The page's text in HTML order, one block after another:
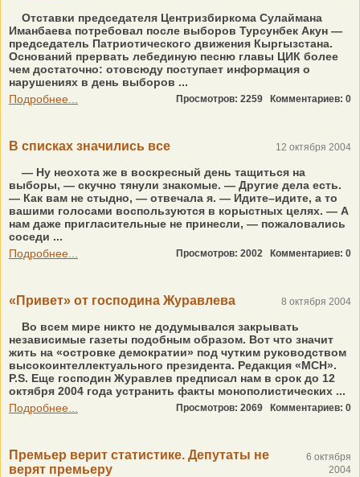
Отставки председателя Центризбиркома Сулаймана
Иманбаева потребовал после выборов Турсунбек Акун —
председатель Патриотического движения Кыргызстана.
Оснований прервать лебединую песню главы ЦИК более
чем достаточно: отовсюду поступает информация о
нарушениях в день выборов ...
Подробнее...
Просмотров: 2259 Комментариев: 0
В списках значились все 12 октября 2004
— Ну неохота же в воскресный день тащиться на
выборы, — скучно тянули знакомые. — Другие дела есть.
— Как вам не стыдно, — отвечала я. — Идите–идите, а то
вашими голосами воспользуются в корыстных целях. — А
нам даже пригласительные не принесли, — пожаловались
соседи ...
Подробнее...
Просмотров: 2002 Комментариев: 0
«Привет» от господина Журавлева 8 октября 2004
Во всем мире никто не додумывался закрывать
независимые газеты подобным образом. Вот что значит
жить на «островке демократии» под чутким руководством
высокоинтеллектуального президента. Редакция «МСН».
P.S. Еще господин Журавлев предписал нам в срок до 12
октября 2004 года устранить факты монополистических ...
Подробнее...
Просмотров: 2069 Комментариев: 0
Премьер верит статистике. Депутаты не
верят премьеру
6 октября
2004